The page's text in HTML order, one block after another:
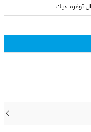
توفره لديك